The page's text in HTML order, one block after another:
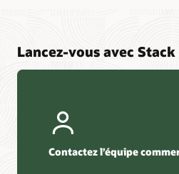
Lancez-vous avec
Contactez l’équipe